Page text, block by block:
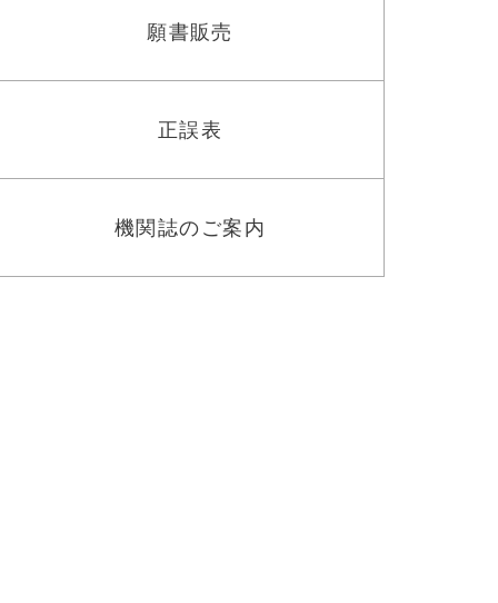
願書販売
正誤表
機関誌のご案内